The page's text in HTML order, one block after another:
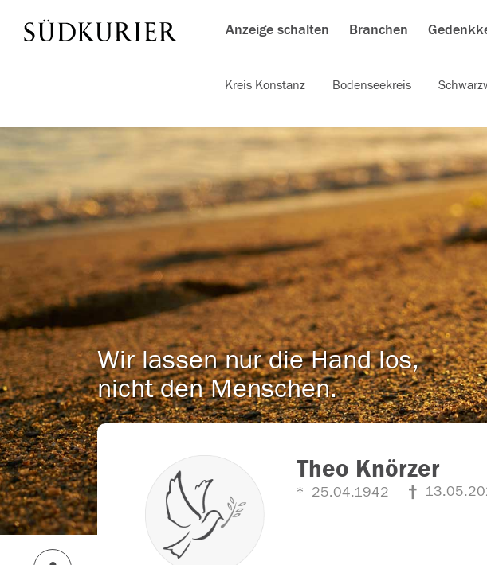
Anzeige schalten Branchen
Kreis Konstanz Bodenseekreis
Wir lassen nur die Hand los,
nicht den Menschen.
Theo Knörzer
25.04.1942